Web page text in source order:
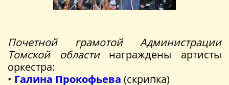
Почетной грамотой Администрации
Томской области награждены артисты
оркестра:
• Галина Прокофьева (скрипка)